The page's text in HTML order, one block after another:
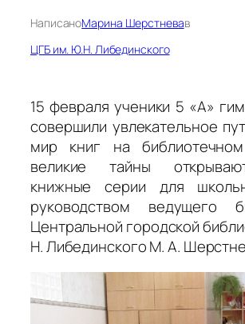
НаписаноМарина Шерстневав
ЦГБ им. Ю.Н. Либединского
15 февраля ученики 5 «А»
совершили увлекательное
мир книг на
великие тайны
книжные серии для
руководством ведущего
Центральной городской
Н. Либединского М. А.